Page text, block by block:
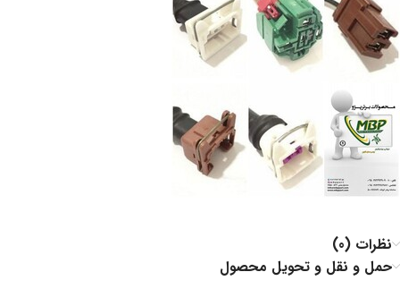
نظرات (0)
حمل و نقل و تحویل محصول